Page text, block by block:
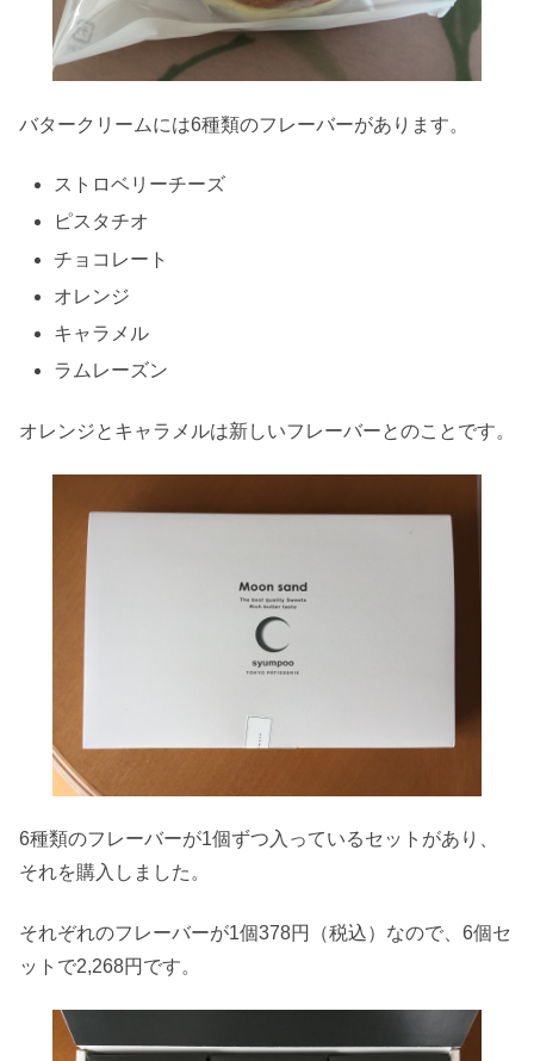
バタークリームには6種類のフレーバーがあります。
ストロベリーチーズ
ピスタチオ
チョコレート
オレンジ
キャラメル
ラムレーズン
オレンジとキャラメルは新しいフレーバーとのことです。
6種類のフレーバーが1個ずつ入っているセットがあり、
それを購入しました。
それぞれのフレーバーが1個378円（税込）なので、6個セ
ットで2,268円です。